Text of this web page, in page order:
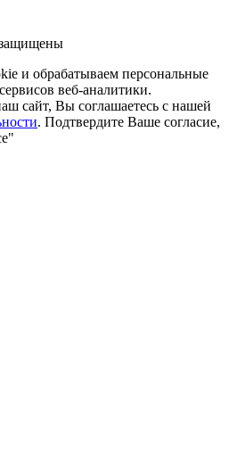
и обрабатываем персональные
веб-аналитики.
сайт, Вы соглашаетесь с нашей
. Подтвердите Ваше согласие,